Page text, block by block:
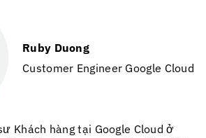
Ruby Duong
Customer Engineer Google Cloud
Khách hàng tại Google Cloud ở